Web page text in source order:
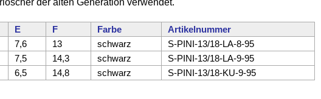
der alten Generation verwendet.
E F Farbe
Artikelnummer
7,6 13 schwarz
S-PINI-13/18-LA-8-95
7,5 14,3 schwarz
S-PINI-13/18-LA-9-95
6,5 14,8 schwarz S-PINI-13/18-KU-9-95